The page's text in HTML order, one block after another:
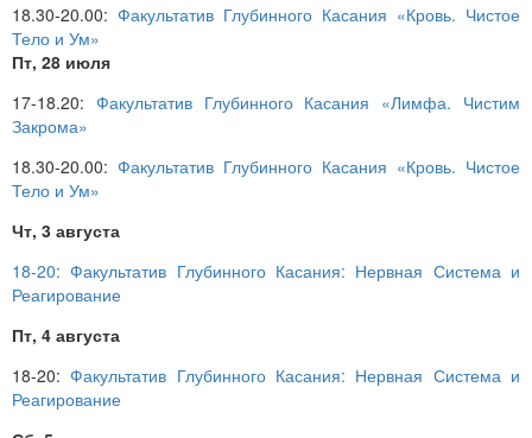
18.30-20.00: Факультатив Глубинного Касания «Кровь. Чистое
Тело и Ум»
Пт, 28 июля
17-18.20: Факультатив Глубинного Касания «Лимфа. Чистим
Закрома»
18.30-20.00: Факультатив Глубинного Касания «Кровь. Чистое
Тело и Ум»
Чт, 3 августа
18-20: Факультатив Глубинного Касания: Нервная Система и
Реагирование
Пт, 4 августа
18-20:Факультатив Глубинного Касания: Нервная Система и
Реагирование